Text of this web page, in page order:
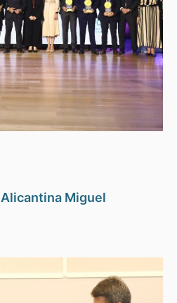
Miguel